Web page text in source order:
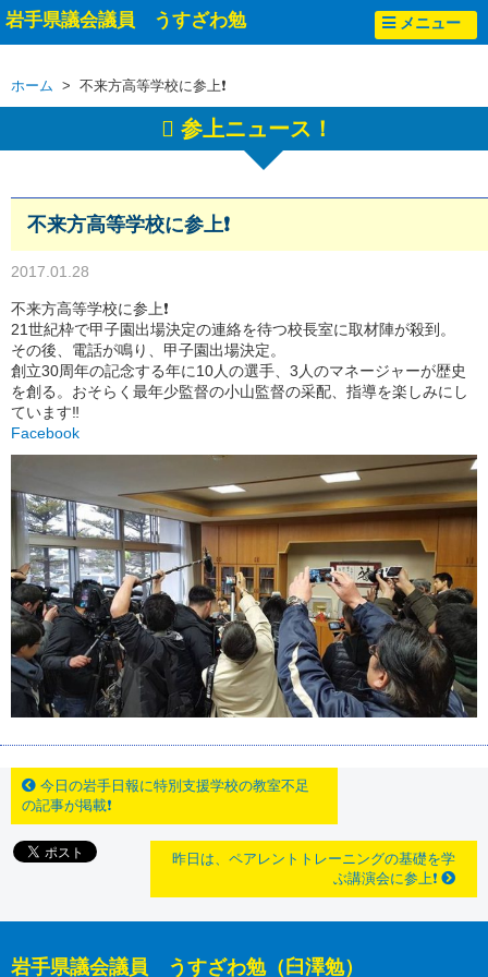
岩手県議会議員 うすざわ勉 メニュー
ホーム > 不来方高等学校に参上❗
参上ニュース！
不来方高等学校に参上❗
2017.01.28
不来方高等学校に参上❗
21世紀枠で甲子園出場決定の連絡を待つ校長室に取材陣が殺到。
その後、電話が鳴り、甲子園出場決定。
創立30周年の記念する年に10人の選手、3人のマネージャーが歴史
を創る。おそらく最年少監督の小山監督の采配、指導を楽しみにし
ています‼
Facebook
今日の岩手日報に特別支援学校の教室不足
の記事が掲載❗
昨日は、ペアレントトレーニングの基礎を学
ぶ講演会に参上❗
岩手県議会議員 うすざわ勉（臼澤勉）